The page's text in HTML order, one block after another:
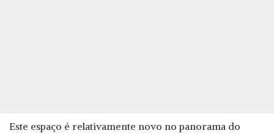
Este espaço é relativamente novo no panorama do